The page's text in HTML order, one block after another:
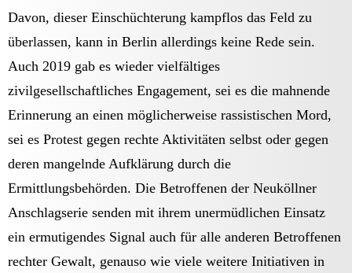
Davon, dieser Einschüchterung kampflos das Feld zu
überlassen, kann in Berlin allerdings keine Rede sein.
Auch 2019 gab es wieder vielfältiges
zivilgesellschaftliches Engagement, sei es die mahnende
Erinnerung an einen möglicherweise rassistischen Mord,
sei es Protest gegen rechte Aktivitäten selbst oder gegen
deren mangelnde Aufklärung durch die
Ermittlungsbehörden. Die Betroffenen der Neuköllner
Anschlagserie senden mit ihrem unermüdlichen Einsatz
ein ermutigendes Signal auch für alle anderen Betroffenen
rechter Gewalt, genauso wie viele weitere Initiativen in